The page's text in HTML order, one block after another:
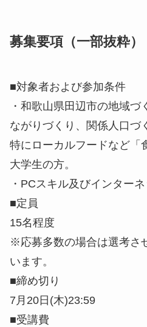
募集要項（一部抜粋）
■対象者および参加条件
・和歌山県田辺市の地域
ながりづくり、関係人口づ
特にローカルフードなど「
大学生の方。
・PCスキル及びインター
■定員
15名程度
※応募多数の場合は選考さ
います。
■締め切り
7月20日(木)23:59
■受講費